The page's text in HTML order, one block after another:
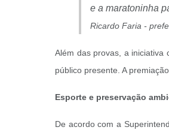
e a maratoninha
Ricardo Faria -
Além das provas, a iniciativa
público presente. A
Esporte e preservação
De acordo com a